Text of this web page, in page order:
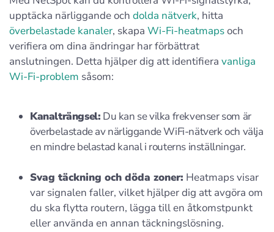
upptäcka närliggande och dolda nätverk, hitta
överbelastade kanaler, skapa Wi‑Fi-heatmapsoch
verifiera om dina ändringar har förbättrat
anslutningen. Detta hjälper dig att identifiera vanliga
Wi‑Fi-problem såsom:
Kanalträngsel: Du kan se vilka frekvenser som är
överbelastade av närliggande WiFi-nätverk och välja
en mindre belastad kanal i routerns inställningar.
Svag täckning och döda zoner: Heatmaps visar
var signalen faller, vilket hjälper dig att avgöra om
du ska flytta routern, lägga till en åtkomstpunkt
eller använda en annan täckningslösning.